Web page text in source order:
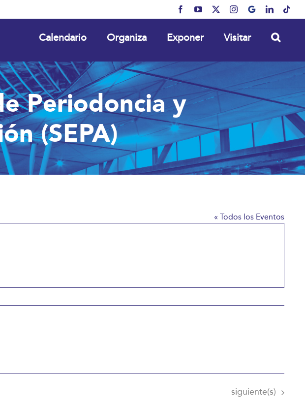
FacebookYouTube Instagram
MyBusinessLinkedIn
Calendario Organiza Exponer Visitar
Periodoncia y
(SEPA)
« Todos los Eventos
Eventos
siguiente(s)